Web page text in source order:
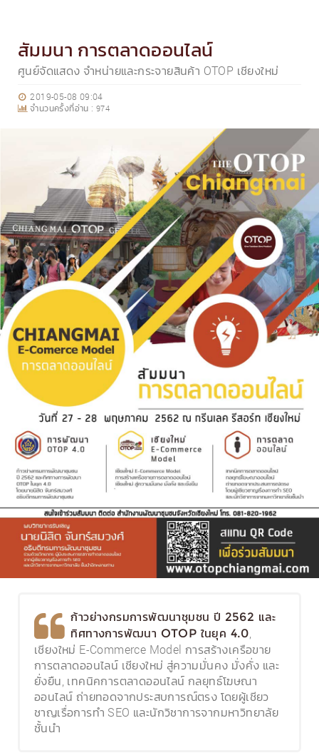
สัมมนา การตลาดออนไลน์
ศูนย์จัดแสดง จำหน่ายและกระจายสินค้า OTOP เชียงใหม่
2019-05-08 09:04
จำนวนครั้งที่อ่าน : 974
ก้าวย่างกรมการพัฒนาชุมชน ปี 2562 และ
ทิศทางการพัฒนา OTOP ในยุค 4.0,
เชียงใหม่ E-Commerce Model การสร้างเครือขาย
การตลาดออนไลน์ เชียงใหม่ สู่ความมั่นคง มั่งคั่ง และ
ยั่งยืน, เทคนิคการตลาดออนไลน์ กลยุทธ์โฆษณา
ออนไลน์ ถ่ายทอดจากประสบการณ์ตรง โดยผู้เชียว
ชาญเรื่อการทำ SEO และนักวิชาการจากมหาวิทยาลัย
ชั้นนำ